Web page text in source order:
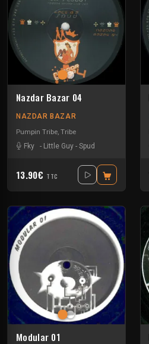
Nazdar Bazar 04
NAZDAR BAZAR
Pumpin Tribe Tribe
Fky
- Little Guy - Spud
13.90€ TTC
Modular 01